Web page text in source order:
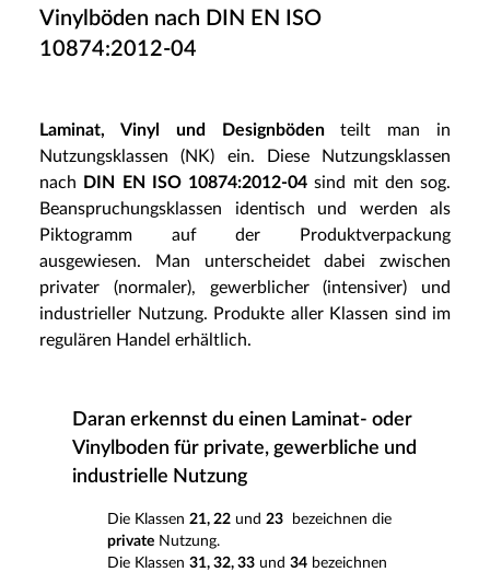
Vinylböden nach DIN EN ISO
10874:2012-04
Laminat, Vinyl und Designbödenteilt man in
Nutzungsklassen (NK) ein. Diese Nutzungsklassen
nach DIN EN ISO 10874:2012-04sind mit den sog.
Beanspruchungsklassen identisch und werden als
Piktogramm auf der Produktverpackung
ausgewiesen. Man unterscheidet dabei zwischen
privater (normaler), gewerblicher (intensiver) und
industrieller Nutzung. Produkte aller Klassen sind im
regulären Handel erhältlich.
Daran erkennst du einen Laminat- oder
Vinylboden für private, gewerbliche und
industrielle Nutzung
Die Klassen 21, 22 und 23 bezeichnen die
private Nutzung.
Die Klassen 31, 32, 33 und 34 bezeichnen